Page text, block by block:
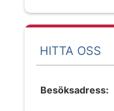
HITTA OSS
Besöksadress: